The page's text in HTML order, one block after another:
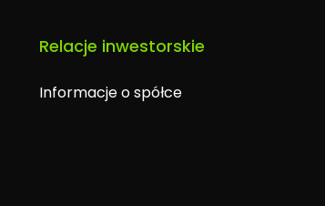
Relacje inwestorskie
Informacje o spółce